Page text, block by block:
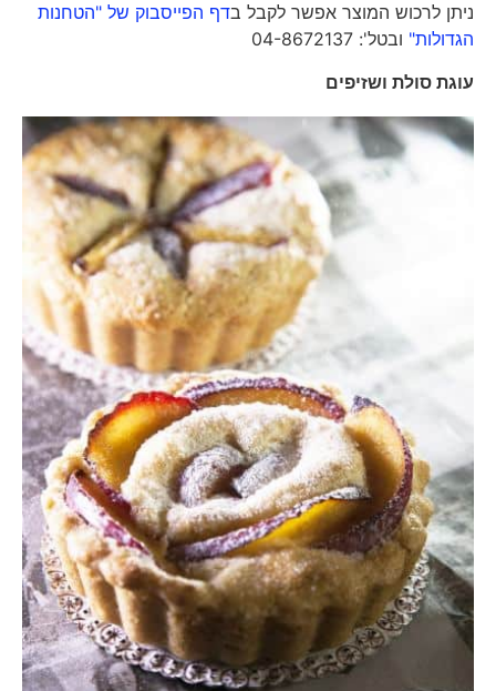
ניתן לרכוש המוצר אפשר לקבל בדף הפייסבוק של "הטחנות
הגדולות"ובטל': 04-8672137
עוגת סולת ושזיפים